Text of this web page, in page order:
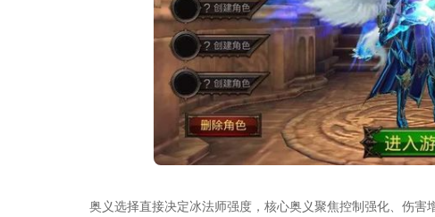
奥义选择直接决定冰法师强度，核心奥义聚焦控制强化、伤